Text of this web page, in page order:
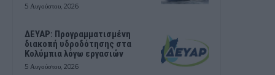
5 Αυγούστου, 2026
ΔΕΥΑΡ: Προγραμματισμένη
διακοπή υδροδότησης στα
Κολύμπια λόγω εργασιών
5 Αυγούστου, 2026